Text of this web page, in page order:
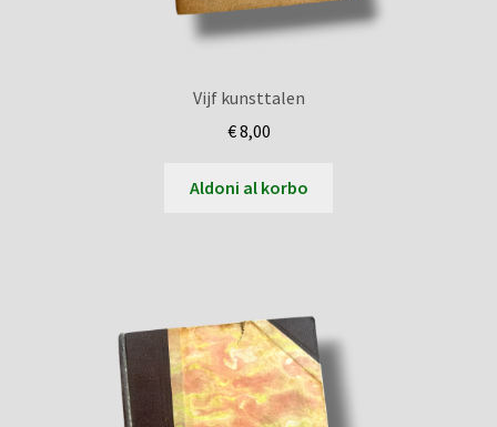
Vijf kunsttalen
€8,00
Aldoni al korbo